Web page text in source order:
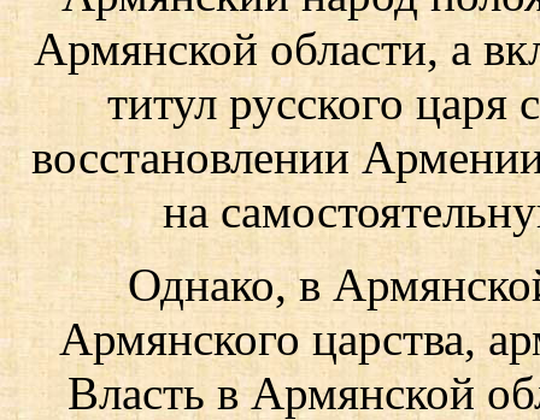
Армянской области, а
титул русского
восстановлении
на
Однако, в
Армянского царства,
Власть в Армянской